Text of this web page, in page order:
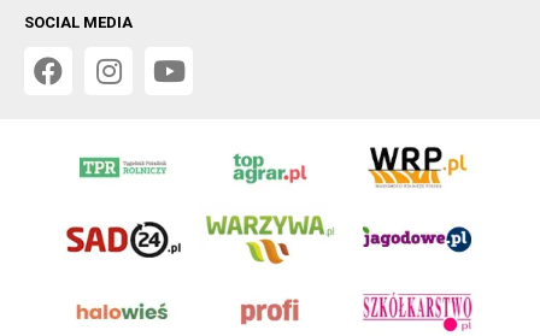
SOCIAL MEDIA